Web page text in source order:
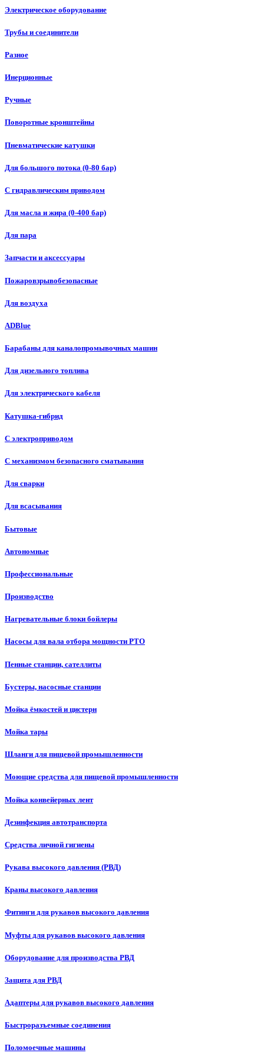
Электрическое оборудование
Трубы и соединители
Разное
Инерционные
Ручные
Поворотные кронштейны
Пневматические катушки
Для большого потока (0-80 бар)
С гидравлическим приводом
Для масла и жира (0-400 бар)
Для пара
Запчасти и аксессуары
Пожаровзрывобезопасные
Для воздуха
ADBlue
Барабаны для каналопромывочных машин
Для дизельного топлива
Для электрического кабеля
Катушка-гибрид
С электроприводом
С механизмом безопасного сматывания
Для сварки
Для всасывания
Бытовые
Автономные
Профессиональные
Производство
Нагревательные блоки бойлеры
Насосы для вала отбора мощности PTO
Пенные станции, сателлиты
Бустеры, насосные станции
Мойка ёмкостей и цистерн
Мойка тары
Шланги для пищевой промышленности
Моющие средства для пищевой промышленности
Мойка конвейерных лент
Дезинфекция автотранспорта
Средства личной гигиены
Рукава высокого давления (РВД)
Краны высокого давления
Фитинги для рукавов высокого давления
Муфты для рукавов высокого давления
Оборудование для производства РВД
Защита для РВД
Адаптеры для рукавов высокого давления
Быстроразъемные соединения
Поломоечные машины